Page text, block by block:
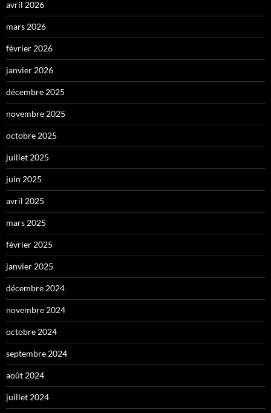
avril 2026
mars 2026
février 2026
janvier 2026
décembre 2025
novembre 2025
octobre 2025
juillet 2025
juin 2025
avril 2025
mars 2025
février 2025
janvier 2025
décembre 2024
novembre 2024
octobre 2024
septembre 2024
août 2024
juillet 2024